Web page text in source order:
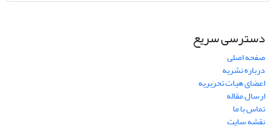
دسترسی سریع
صفحه اصلی
درباره نشریه
اعضای هیات تحریریه
ارسال مقاله
تماس با ما
نقشه سایت